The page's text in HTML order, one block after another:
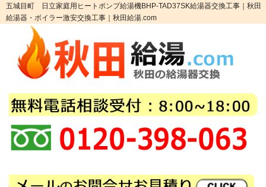
五城目町 日立家庭用ヒートポンプ給湯機BHP-TAD37SK給湯器交換工事｜秋田
給湯器・ボイラー激安交換工事｜秋田給湯.com